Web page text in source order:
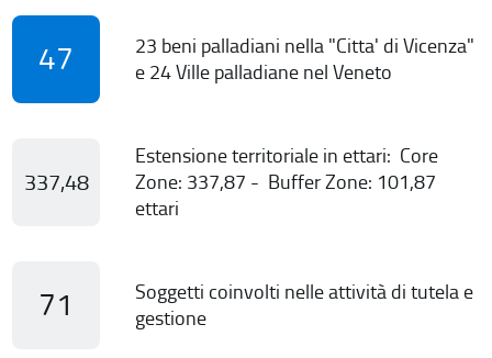
47
23 beni palladiani nella "Citta' di Vicenza"
e 24 Ville palladiane nel Veneto
337,48
Estensione territoriale in ettari: Core
Zone: 337,87 - Buffer Zone: 101,87
ettari
71
Soggetti coinvolti nelle attività di tutela e
gestione